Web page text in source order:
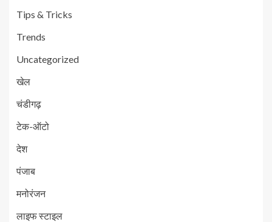
Tips & Tricks
Trends
Uncategorized
खेल
चंडीगढ़
टेक-ऑटो
देश
पंजाब
मनोरंजन
लाइफ स्टाइल